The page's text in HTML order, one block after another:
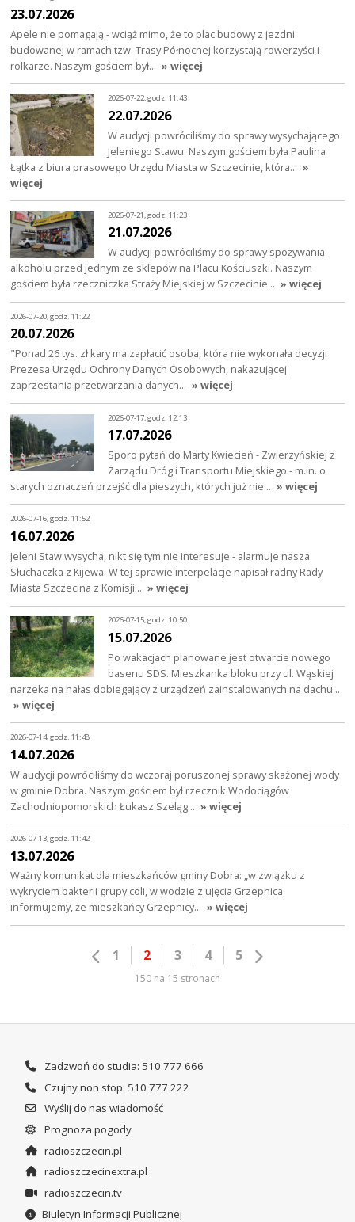
23.07.2026
Apele nie pomagają - wciąż mimo, że to plac budowy z jezdni
budowanej w ramach tzw. Trasy Północnej korzystają rowerzyści i
rolkarze. Naszym gościem był… » więcej
2026-07-22, godz. 11:43
22.07.2026
W audycji powróciliśmy do sprawy wysychającego
Jeleniego Stawu. Naszym gościem była Paulina
Łątka z biura prasowego Urzędu Miasta w Szczecinie, która… »
więcej
2026-07-21, godz. 11:23
21.07.2026
W audycji powróciliśmy do sprawy spożywania
alkoholu przed jednym ze sklepów na Placu Kościuszki. Naszym
gościem była rzeczniczka Straży Miejskiej w Szczecinie… » więcej
2026-07-20, godz. 11:22
20.07.2026
"Ponad 26 tys. zł kary ma zapłacić osoba, która nie wykonała decyzji
Prezesa Urzędu Ochrony Danych Osobowych, nakazującej
zaprzestania przetwarzania danych… » więcej
2026-07-17, godz. 12:13
17.07.2026
Sporo pytań do Marty Kwiecień - Zwierzyńskiej z
Zarządu Dróg i Transportu Miejskiego - m.in. o
starych oznaczeń przejść dla pieszych, których już nie… » więcej
2026-07-16, godz. 11:52
16.07.2026
Jeleni Staw wysycha, nikt się tym nie interesuje - alarmuje nasza
Słuchaczka z Kijewa. W tej sprawie interpelacje napisał radny Rady
Miasta Szczecina z Komisji… » więcej
2026-07-15, godz. 10:50
15.07.2026
Po wakacjach planowane jest otwarcie nowego
basenu SDS. Mieszkanka bloku przy ul. Wąskiej
narzeka na hałas dobiegający z urządzeń zainstalowanych na dachu…
» więcej
2026-07-14, godz. 11:48
14.07.2026
W audycji powróciliśmy do wczoraj poruszonej sprawy skażonej wody
w gminie Dobra. Naszym gościem był rzecznik Wodociągów
Zachodniopomorskich Łukasz Szeląg… » więcej
2026-07-13, godz. 11:42
13.07.2026
Ważny komunikat dla mieszkańców gminy Dobra: „w związku z
wykryciem bakterii grupy coli, w wodzie z ujęcia Grzepnica
informujemy, że mieszkańcy Grzepnicy… » więcej
1 2 3 4 5
150 na 15 stronach
Zadzwoń do studia: 510 777 666
Czujny non stop: 510 777 222
Wyślij do nas wiadomość
Prognoza pogody
radioszczecin.pl
radioszczecinextra.pl
radioszczecin.tv
Biuletyn Informacji Publicznej